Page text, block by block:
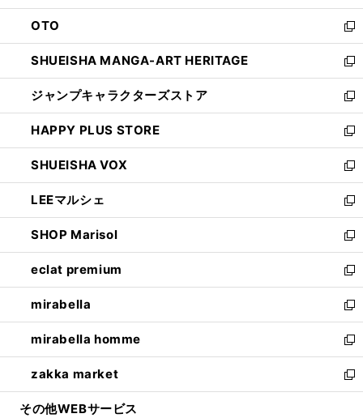
ウ
で
開
く
ン
ド
ウ
で
開
く
OTO
新
し
い
ウ
ィ
ン
ド
ウ
で
開
く
SHUEISHA MANGA-ART HERITAGE
新
し
い
ウ
ィ
ン
ド
ウ
で
開
く
ジャンプキャラクターズストア
新
し
い
ウ
ィ
ン
ド
ウ
で
開
く
HAPPY PLUS STORE
新
し
い
ウ
ィ
ン
ド
ウ
で
開
く
SHUEISHA VOX
新
し
い
ウ
ィ
ン
ド
ウ
で
開
く
LEEマルシェ
新
し
い
ウ
ィ
ン
ド
ウ
で
開
く
SHOP Marisol
新
し
い
ウ
ィ
ン
ド
ウ
で
開
eclat premium
新
し
い
ウ
ィ
ン
ド
ウ
mirabella
新
し
い
ウ
ィ
ン
mirabella homme
新
し
い
ウ
zakka market
新
し
その他WEBサービス